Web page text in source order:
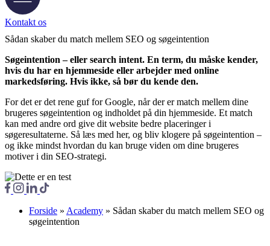
Kontakt os
Sådan skaber du match mellem SEO og søgeintention
Søgeintention – eller search intent. En term, du måske kender,
hvis du har en hjemmeside eller arbejder med online
markedsføring. Hvis ikke, så bør du kende den.
For det er det rene guf for Google, når der er match mellem dine
brugeres søgeintention og indholdet på din hjemmeside. Et match
kan med andre ord give dit website bedre placeringer i
søgeresultaterne. Så læs med her, og bliv klogere på søgeintention –
og ikke mindst hvordan du kan bruge viden om dine brugeres
motiver i din SEO-strategi.
Forside » Academy » Sådan skaber du match mellem SEO og
søgeintention